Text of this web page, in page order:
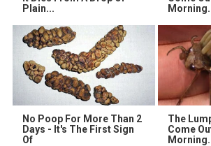
Plain...
No Poop For More Than 2
Days - It's The First Sign
Of
The
Come